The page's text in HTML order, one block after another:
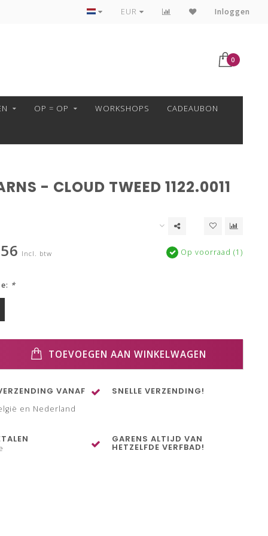
VEILIG BETALEN MET MOLLIE!
EUR Inloggen
0
OP = OP WORKSHOPS CADEAUBON
- CLOUD TWEED 1122.0011
Incl. btw Op voorraad (1)
*
TOEVOEGEN AAN WINKELWAGEN
VANAF
en Nederland
SNELLE VERZENDING!
GARENS ALTIJD VAN
HETZELFDE VERFBAD!